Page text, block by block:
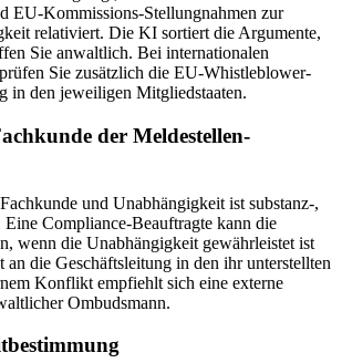
EU-Kommissions-Stellungnahmen zur
relativiert. Die KI sortiert die Argumente,
Sie anwaltlich. Bei internationalen
Sie zusätzlich die EU-Whistleblower-
in den jeweiligen Mitgliedstaaten.
der Meldestellen-
und Unabhängigkeit ist substanz-,
Compliance-Beauftragte kann die
wenn die Unabhängigkeit gewährleistet ist
die Geschäftsleitung in den ihr unterstellten
Konflikt empfiehlt sich eine externe
Ombudsmann.